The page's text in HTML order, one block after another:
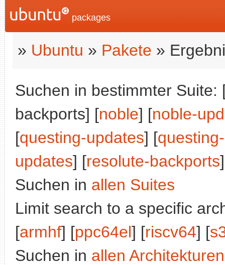
packages
» Ubuntu » Pakete »
Suchen in bestimmter Suite:
backports] [noble] [noble-
[questing-updates] [
updates] [resolute-backports
Suchen in allen Suites
Limit search to a specific
[armhf] [ppc64el] [riscv64] [
Suchen in allen Architekturen